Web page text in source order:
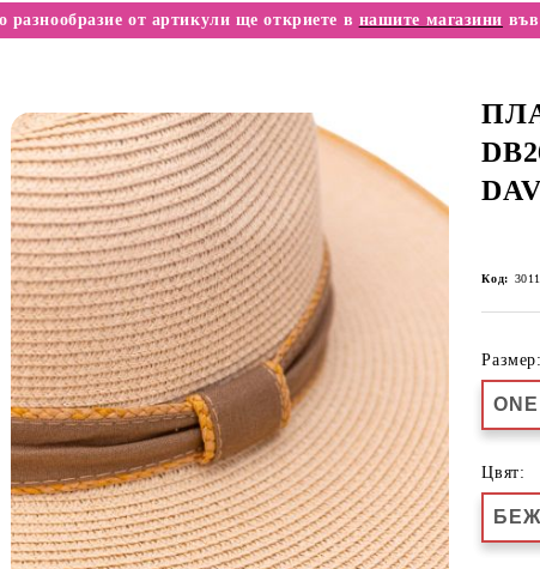
разнообразие от артикули ще откриете в нашите магазини
Код:
Размер:
Цвят: